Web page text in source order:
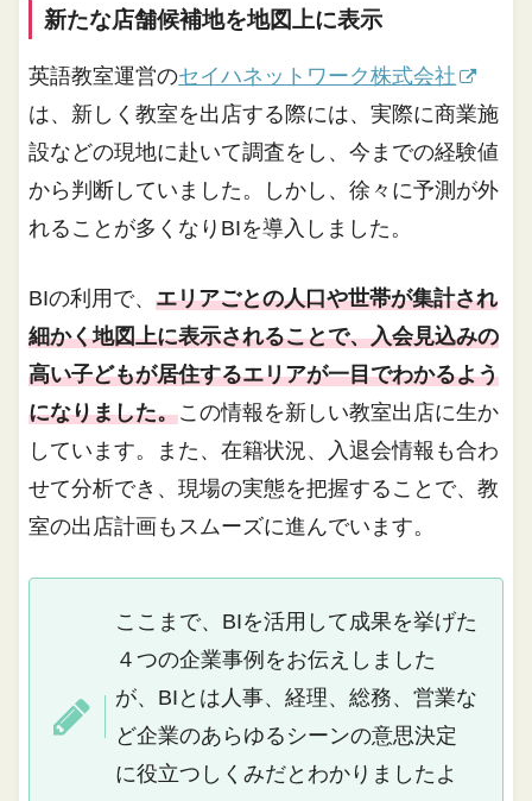
新たな店舗候補地を地図上に表示
英語教室運営のセイハネットワーク株式会社
は、新しく教室を出店する際には、実際に商業施
設などの現地に赴いて調査をし、今までの経験値
から判断していました。しかし、徐々に予測が外
れることが多くなりBIを導入しました。
BIの利用で、エリアごとの人口や世帯が集計され
細かく地図上に表示されることで、入会見込みの
高い子どもが居住するエリアが一目でわかるよう
になりました。この情報を新しい教室出店に生か
しています。また、在籍状況、入退会情報も合わ
せて分析でき、現場の実態を把握することで、教
室の出店計画もスムーズに進んでいます。
ここまで、BIを活用して成果を挙げた
４つの企業事例をお伝えしました
が、BIとは人事、経理、総務、営業な
ど企業のあらゆるシーンの意思決定
に役立つしくみだとわかりましたよ